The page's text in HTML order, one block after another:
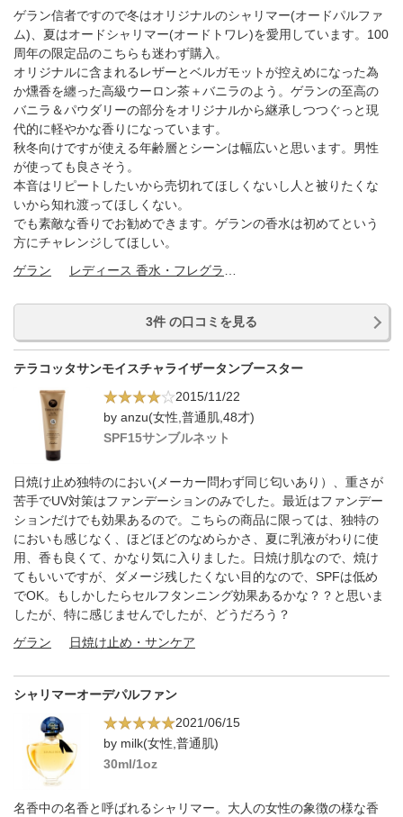
ゲラン信者ですので冬はオリジナルのシャリマー(オードパルファ
ム)、夏はオードシャリマー(オードトワレ)を愛用しています。100
周年の限定品のこちらも迷わず購入。
オリジナルに含まれるレザーとベルガモットが控えめになった為
か燻香を纏った高級ウーロン茶＋バニラのよう。ゲランの至高の
バニラ＆パウダリーの部分をオリジナルから継承しつつぐっと現
代的に軽やかな香りになっています。
秋冬向けですが使える年齢層とシーンは幅広いと思います。男性
が使っても良さそう。
本音はリピートしたいから売切れてほしくないし人と被りたくな
いから知れ渡ってほしくない。
でも素敵な香りでお勧めできます。ゲランの香水は初めてという
方にチャレンジしてほしい。
ゲラン
3件 の口コミを見る
テラコッタサンモイスチャライザータンブースター
2015/11/22
by anzu(女性,普通肌,48才)
SPF15サンブルネット
日焼け止め独特のにおい(メーカー問わず同じ匂いあり）、重さが
苦手でUV対策はファンデーションのみでした。最近はファンデー
ションだけでも効果あるので。こちらの商品に限っては、独特の
においも感じなく、ほどほどのなめらかさ、夏に乳液がわりに使
用、香も良くて、かなり気に入りました。日焼け肌なので、焼け
てもいいですが、ダメージ残したくない目的なので、SPFは低め
でOK。もしかしたらセルフタンニング効果あるかな？？と思いま
したが、特に感じませんでしたが、どうだろう？
ゲラン
日焼け止め・サンケア
シャリマーオーデパルファン
2021/06/15
by milk(女性,普通肌)
30ml/1oz
名香中の名香と呼ばれるシャリマー。大人の女性の象徴の様な香